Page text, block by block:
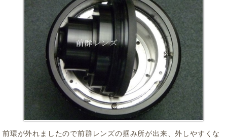
前環が外れましたので前群レンズの掴み所が出来、外しやすくな